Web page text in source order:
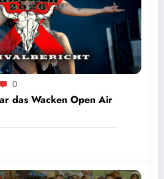
0
das Wacken Open Air